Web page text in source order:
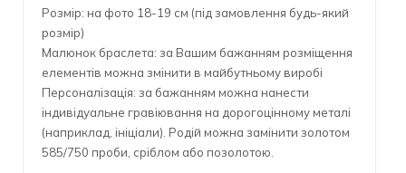
Розмір: на фото 18-19 см (під замовлення будь-який
розмір)
Малюнок браслета: за Вашим бажанням розміщення
елементів можна змінити в майбутньому виробі
Персоналізація: за бажанням можна нанести
індивідуальне гравіювання на дорогоцінному металі
(наприклад, ініціали). Родій можна замінити золотом
585/750 проби, сріблом або позолотою.